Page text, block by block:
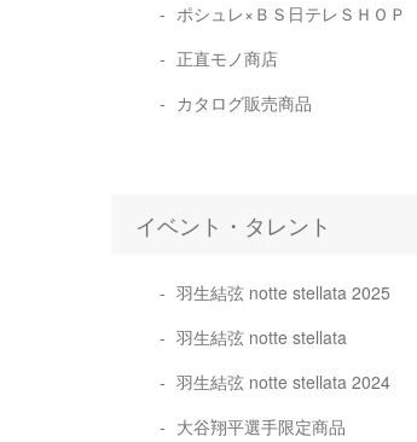
ポシュレ×ＢＳ日テレＳＨＯＰ
正直モノ商店
カタログ販売商品
イベント・タレント
羽生結弦 notte stellata 2025
羽生結弦 notte stellata
羽生結弦 notte stellata 2024
大谷翔平選手限定商品